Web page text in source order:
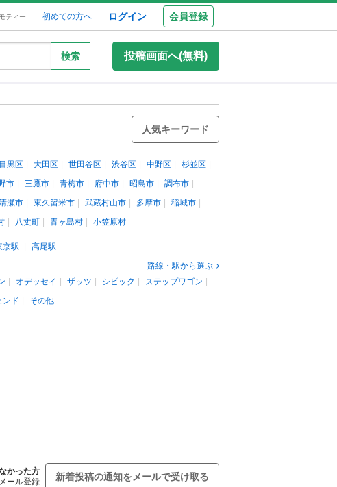
ティー 初めての方へ ログイン 会員登録
検索 投稿画面へ(無料)
人気キーワード
目黒区 大田区 世田谷区 渋谷区 中野区
杉並区
市 三鷹市 青梅市 府中市 昭島市
調布市
瀬市 東久留米市 武蔵村山市 多摩市
稲城市
八丈町 青ヶ島村 小笠原村
京駅
高尾駅
路線・駅から選ぶ
オデッセイ ザッツ シビック
ステップワゴン
ンド その他
かった方
ール登録
新着投稿の通知をメールで受け取る